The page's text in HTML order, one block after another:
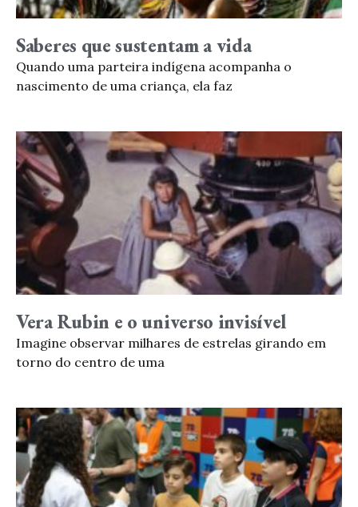
Saberes que sustentam a vida
Quando uma parteira indígena acompanha o
nascimento de uma criança, ela faz
Vera Rubin e o universo invisível
Imagine observar milhares de estrelas girando em
torno do centro de uma